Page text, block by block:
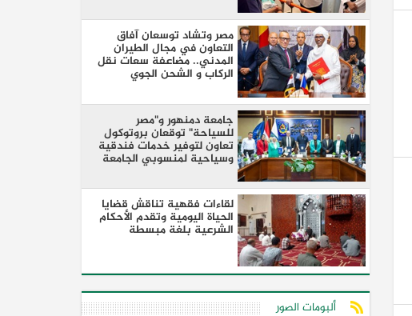
مصر وتشاد توسعان آفاق
التعاون في مجال الطيران
المدني.. مضاعفة سعات نقل
الركاب و الشحن الجوي
جامعة دمنهور و"مصر
للسياحة" توقعان بروتوكول
تعاون لتوفير خدمات فندقية
وسياحية لمنسوبي الجامعة
لقاءات فقهية تناقش قضايا
الحياة اليومية وتقدم الأحكام
الشرعية بلغة مبسطة
ألبومات الصور